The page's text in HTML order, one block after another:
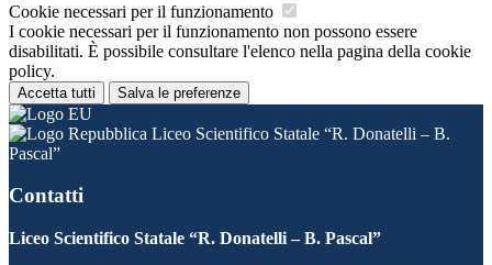
Cookie necessari per il funzionamento
I cookie necessari per il funzionamento non possono essere
disabilitati. È possibile consultare l'elenco nella pagina della cookie
policy.
Accetta tutti Salva le preferenze
Liceo Scientifico Statale “R. Donatelli – B.
Pascal”
Contatti
Liceo Scientifico Statale “R. Donatelli – B. Pascal”